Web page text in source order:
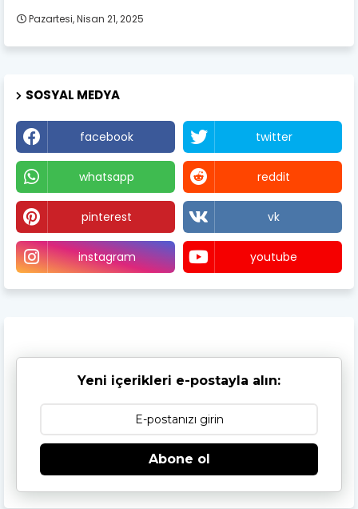
Pazartesi, Nisan 21, 2025
SOSYAL MEDYA
facebook twitter
whatsapp reddit
pinterest vk
instagram youtube
Yeni içerikleri e-postayla alın:
Abone ol